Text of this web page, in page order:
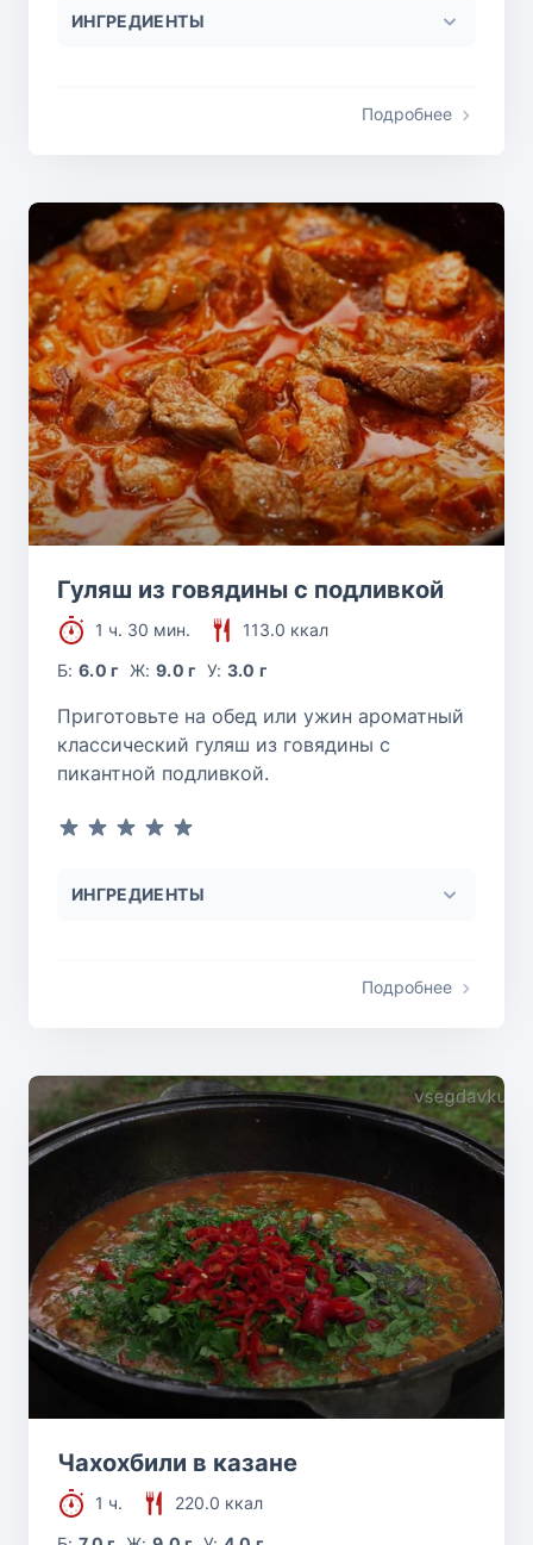
ИНГРЕДИЕНТЫ
Подробнее
Гуляш из говядины с подливкой
1 ч. 30 мин.
113.0 ккал
Б:6.0 г Ж: 9.0 г У: 3.0 г
Приготовьте на обед или ужин ароматный
классический гуляш из говядины с
пикантной подливкой.
ИНГРЕДИЕНТЫ
Подробнее
Чахохбили в казане
1 ч.
220.0 ккал